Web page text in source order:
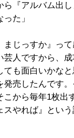
ら『アルバム出
た」
じっすか』って
芸人ですから、
ても面白いかな
発売したんです。
こから毎年1枚出
スやれば』とい